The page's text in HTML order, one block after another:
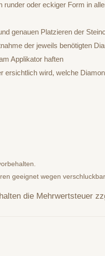
runder oder eckiger Form in
genauen Platzieren der
der jeweils benötigten
Applikator haften
ersichtlich wird, welche
geeignet wegen
die Mehrwertsteuer